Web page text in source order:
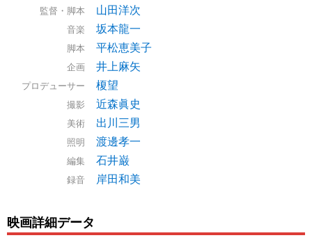
監督・脚本 山田洋次
音楽 坂本龍一
脚本 平松恵美子
企画 井上麻矢
プロデューサー 榎望
撮影 近森眞史
美術 出川三男
照明 渡邊孝一
編集 石井巌
録音 岸田和美
映画詳細データ